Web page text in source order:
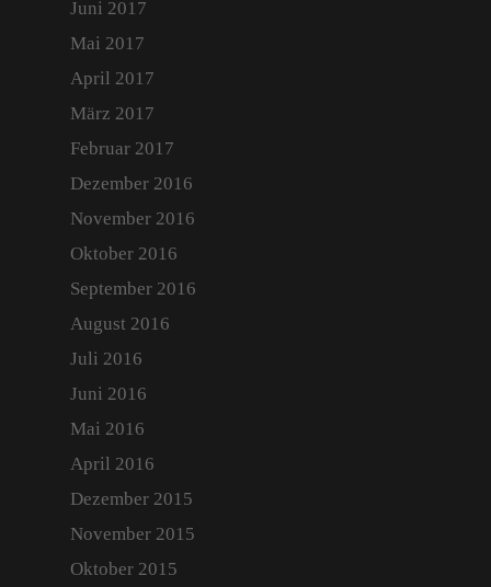
Juni 2017
Mai 2017
April 2017
März 2017
Februar 2017
Dezember 2016
November 2016
Oktober 2016
September 2016
August 2016
Juli 2016
Juni 2016
Mai 2016
April 2016
Dezember 2015
November 2015
Oktober 2015